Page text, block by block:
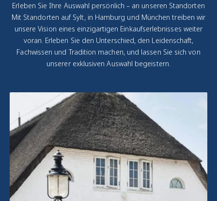
Erleben Sie Ihre Auswahl persönlich – an unseren Standorten
Mit Standorten auf Sylt, in Hamburg und München treiben wir
unsere Vision eines einzigartigen Einkaufserlebnisses weiter
voran. Erleben Sie den Unterschied, den Leidenschaft,
Fachwissen und Tradition machen, und lassen Sie sich von
unserer exklusiven Auswahl begeistern.